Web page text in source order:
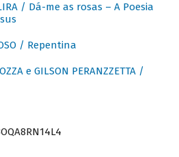
LIRA / Dá-me as rosas – A Poesia
/ Repentina
e GILSON PERANZZETTA /